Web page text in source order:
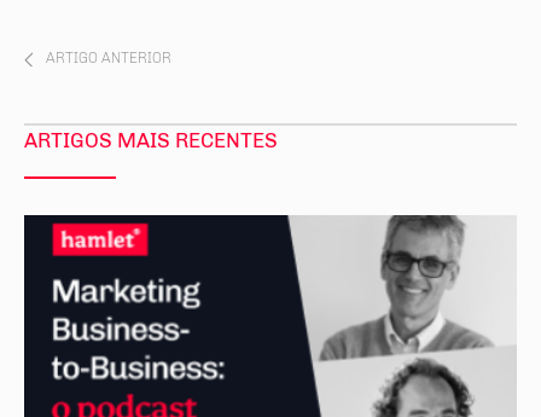
ARTIGO ANTERIOR
ARTIGOS MAIS RECENTES